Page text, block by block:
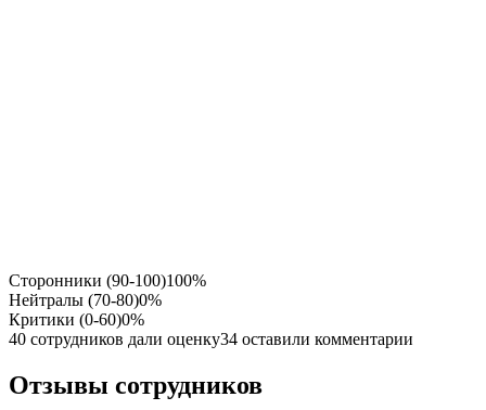
Сторонники (90-100)100%
Нейтралы (70-80)0%
Критики (0-60)0%
40 сотрудников дали оценку34 оставили комментарии
Отзывы сотрудников